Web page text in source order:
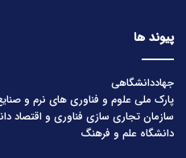
پیوند ها
جهاددانشگاهی
پارک ملی علوم و فناوری های نرم و
سازمان تجاری سازی فناوری و اقتصاد
دانشگاه علم و فرهنگ